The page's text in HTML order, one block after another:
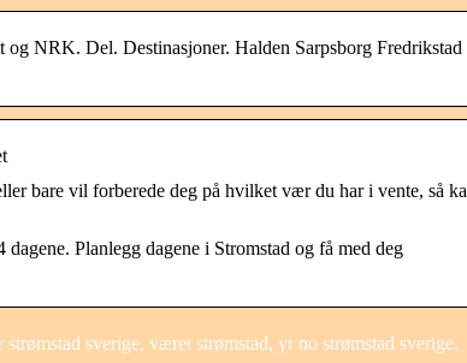
NRK. Del. Destinasjoner. Halden Sarpsborg
bare vil forberede deg på hvilket vær du har i vente, så
Planlegg dagene i Stromstad og få med deg
sverige, været strømstad, yr no strømstad sverige,